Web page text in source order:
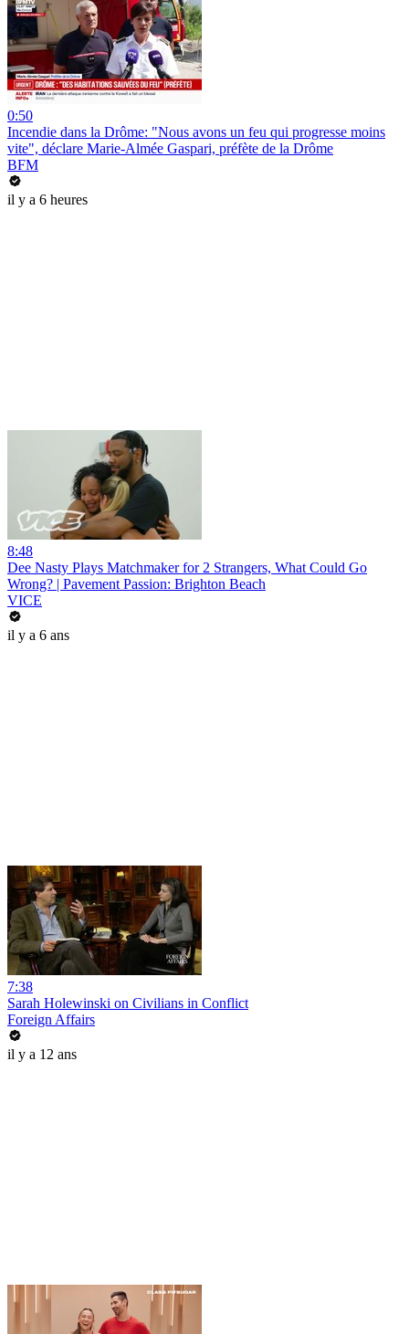
0:50
Incendie dans la Drôme: "Nous avons un feu qui progresse moins
vite", déclare Marie-Almée Gaspari, préfète de la Drôme
BFM
il y a 6 heures
8:48
Dee Nasty Plays Matchmaker for 2 Strangers, What Could Go
Wrong? | Pavement Passion: Brighton Beach
VICE
il y a 6 ans
7:38
Sarah Holewinski on Civilians in Conflict
Foreign Affairs
il y a 12 ans